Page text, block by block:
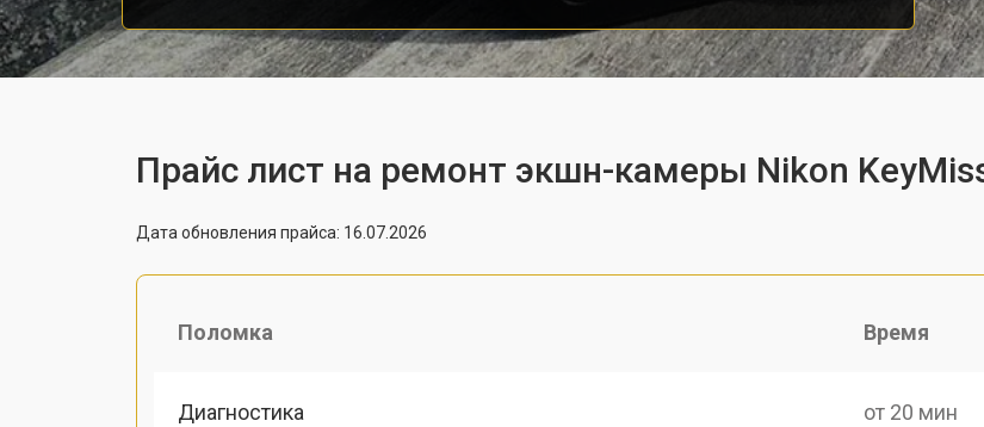
Прайс лист на ремонт экшн-камеры Nikon
Дата обновления прайса: 16.07.2026
Поломка Время
Диагностика от 20 мин